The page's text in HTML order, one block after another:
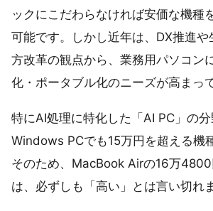
ックにこだわらなければ安価な機種
可能です。しかし近年は、DX推進や
方改革の観点から、業務用パソコン
化・ポータブル化のニーズが高まっ
特にAI処理に特化した「AI PC」の分
Windows PCでも15万円を超える機
そのため、MacBook Airの16万
は、必ずしも「高い」とは言い切れ